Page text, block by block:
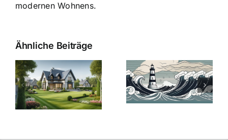
modernen Wohnens.
Ähnliche Beiträge
Bauzinsen im
Sturm: Die
aktuelle
Entwicklung
Die Evolution
der
Bauzinsen: Ein
Blick in die